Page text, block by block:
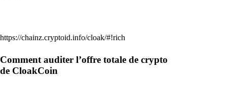
https://chainz.cryptoid.info/cloak/#!rich
Comment auditer l’offre totale de crypto
de CloakCoin